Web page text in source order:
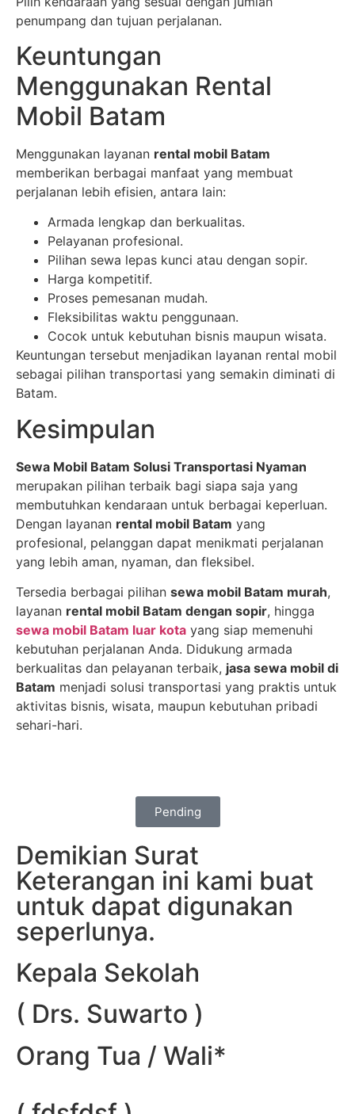
penumpang dan tujuan perjalanan.
Keuntungan
Menggunakan Rental
Mobil Batam
Menggunakan layanan rental mobil Batam
memberikan berbagai manfaat yang membuat
perjalanan lebih efisien, antara lain:
Armada lengkap dan berkualitas.
Pelayanan profesional.
Pilihan sewa lepas kunci atau dengan sopir.
Harga kompetitif.
Proses pemesanan mudah.
Fleksibilitas waktu penggunaan.
Cocok untuk kebutuhan bisnis maupun wisata.
Keuntungan tersebut menjadikan layanan rental mobil
sebagai pilihan transportasi yang semakin diminati di
Batam.
Kesimpulan
Sewa Mobil Batam Solusi Transportasi Nyaman
merupakan pilihan terbaik bagi siapa saja yang
membutuhkan kendaraan untuk berbagai keperluan.
Dengan layanan rental mobil Batam yang
profesional, pelanggan dapat menikmati perjalanan
yang lebih aman, nyaman, dan fleksibel.
Tersedia berbagai pilihan sewa mobil Batam murah,
layanan rental mobil Batam dengan sopir, hingga
sewa mobil Batam luar kota yang siap memenuhi
kebutuhan perjalanan Anda. Didukung armada
berkualitas dan pelayanan terbaik, jasa sewa mobil di
Batam menjadi solusi transportasi yang praktis untuk
aktivitas bisnis, wisata, maupun kebutuhan pribadi
sehari-hari.
Pending
Demikian Surat
Keterangan ini kami buat
untuk dapat digunakan
seperlunya.
Kepala Sekolah
( Drs. Suwarto )
Orang Tua / Wali*